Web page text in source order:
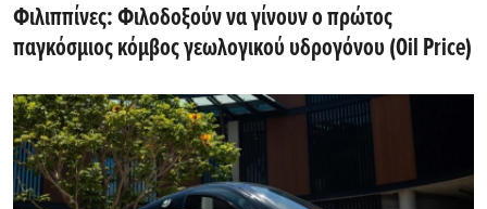
Φιλιππίνες: Φιλοδοξούν να γίνουν ο πρώτος
παγκόσμιος κόμβος γεωλογικού υδρογόνου (Oil Price)